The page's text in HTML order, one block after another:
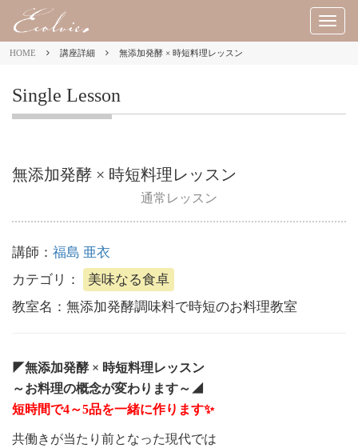
M
E
HOME 講座詳細 無添加発酵 × 時短料理レッスン
Single Lesson
無添加発酵 × 時短料理レッスン
通常レッスン
講師： 福島 亜衣
カテゴリ：
美味なる食卓
教室名： 無添加発酵調味料で時短のお料理教室
◤無添加発酵 × 時短料理レッスン
～お料理の概念が変わります～◢
短時間で4～5品を一緒に作ります✨️
共働きが当たり前となった現代では